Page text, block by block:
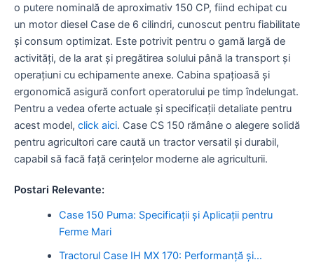
o putere nominală de aproximativ 150 CP, fiind echipat cu
un motor diesel Case de 6 cilindri, cunoscut pentru fiabilitate
și consum optimizat. Este potrivit pentru o gamă largă de
activități, de la arat și pregătirea solului până la transport și
operațiuni cu echipamente anexe. Cabina spațioasă și
ergonomică asigură confort operatorului pe timp îndelungat.
Pentru a vedea oferte actuale și specificații detaliate pentru
acest model, click aici. Case CS 150 rămâne o alegere solidă
pentru agricultori care caută un tractor versatil și durabil,
capabil să facă față cerințelor moderne ale agriculturii.
Postari Relevante:
Case 150 Puma: Specificații și Aplicații pentru
Ferme Mari
Tractorul Case IH MX 170: Performanță și…